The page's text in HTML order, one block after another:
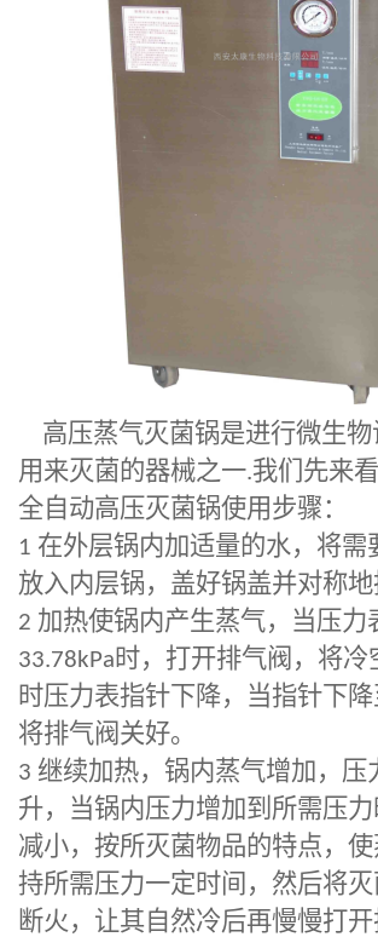
高压蒸气灭菌锅是进行微生
用来灭菌的器械之一.我们先来
全自动高压灭菌锅使用步骤：
1 在外层锅内加适量的水，将需
放入内层锅，盖好锅盖并对称地
2 加热使锅内产生蒸气，当压力
33.78kPa时，打开排气阀，将冷
时压力表指针下降，当指针下
将排气阀关好。
3 继续加热，锅内蒸气增加，压
升，当锅内压力增加到所需压
减小，按所灭菌物品的特点，
持所需压力一定时间，然后将
断火，让其自然冷后再慢慢打